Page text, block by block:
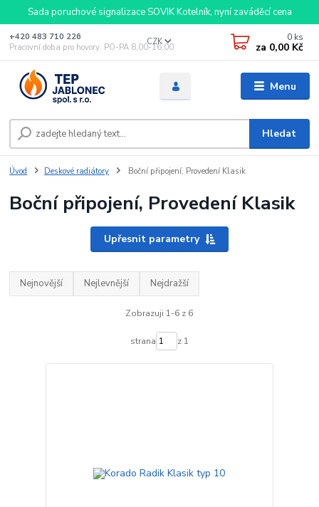
Sada poruchové signalizace SOVIK Kotelník, nyní zaváděcí cena
Menu
CZK
Hledat
+420 483 710 226
Pracovní doba pro hovory: PO-PA 8,00-16,00
0 ks
za 0,00 Kč
Úvod Deskové radiátory Boční připojení, Provedení Klasik
Boční připojení, Provedení Klasik
Upřesnit parametry
Nejnovější Nejlevnější Nejdražší
Zobrazuji 1-6 z 6
strana z 1